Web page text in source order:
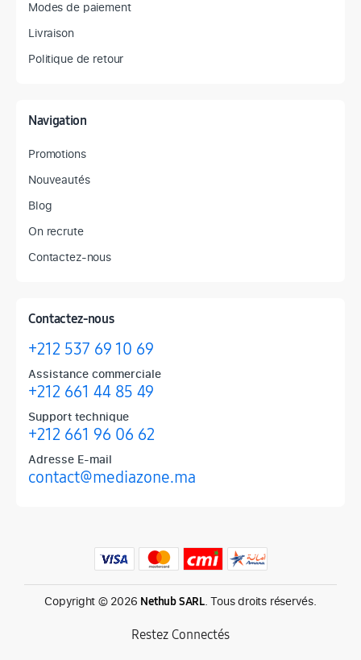
Modes de paiement
Livraison
Politique de retour
Navigation
Promotions
Nouveautés
Blog
On recrute
Contactez-nous
Contactez-nous
+212 537 69 10 69
Assistance commerciale
+212 661 44 85 49
Support technique
+212 661 96 06 62
Adresse E-mail
contact@mediazone.ma
Produits phares chez Mediazone
Retrouvez chez Mediazone les références incontournables :
Copyright © 2026 Nethub SARL. Tous droits réservés.
Restez Connectés